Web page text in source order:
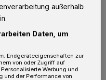
und für Herrn
Unterstützer
so Junior-Uni-
außerhalb
Daten, um
Endgeräteeigenschaften zur
von oder Zugriff auf
Werbung und
und der Performance von